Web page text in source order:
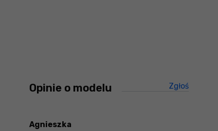
Opinie o modelu
Zgłoś
Agnieszka